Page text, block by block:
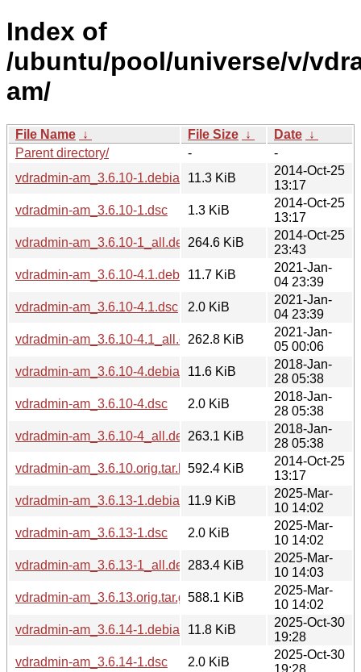
Index of
/ubuntu/pool/universe/v/
am/
File Name ↓ File Size ↓ Date ↓
Parent directory/
-
-
vdradmin-am_3.6.10-1.debian.tar.bz2
11.3 KiB
2014-Oct-25
13:17
vdradmin-am_3.6.10-1.dsc
1.3 KiB
2014-Oct-25
13:17
vdradmin-am_3.6.10-1_all.deb264.6 KiB
2014-Oct-25
23:43
vdradmin-am_3.6.10-4.1.debian.tar.bz2
11.7 KiB
2021-Jan-
04 23:39
vdradmin-am_3.6.10-4.1.dsc
2.0 KiB
2021-Jan-
04 23:39
vdradmin-am_3.6.10-4.1_all.deb262.8 KiB
2021-Jan-
05 00:06
vdradmin-am_3.6.10-4.debian.tar.bz2
11.6 KiB
2018-Jan-
28 05:38
vdradmin-am_3.6.10-4.dsc
2.0 KiB
2018-Jan-
28 05:38
vdradmin-am_3.6.10-4_all.deb263.1 KiB
2018-Jan-
28 05:38
vdradmin-am_3.6.10.orig.tar.bz2592.4 KiB
2014-Oct-25
13:17
vdradmin-am_3.6.13-1.debian.tar.bz2
11.9 KiB
2025-Mar-
10 14:02
vdradmin-am_3.6.13-1.dsc
2.0 KiB
2025-Mar-
10 14:02
vdradmin-am_3.6.13-1_all.deb283.4 KiB
2025-Mar-
10 14:03
vdradmin-am_3.6.13.orig.tar.gz588.1 KiB
2025-Mar-
10 14:02
vdradmin-am_3.6.14-1.debian.tar.bz2
11.8 KiB
2025-Oct-30
19:28
vdradmin-am_3.6.14-1.dsc
2.0 KiB
2025-Oct-30
19:28